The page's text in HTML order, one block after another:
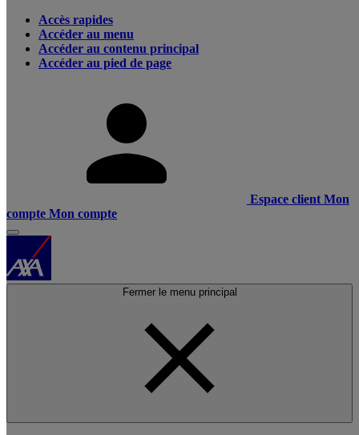
Accès rapides
Accéder au menu
Accéder au contenu principal
Accéder au pied de page
Espace client Mon
compte Mon compte
Fermer le menu principal